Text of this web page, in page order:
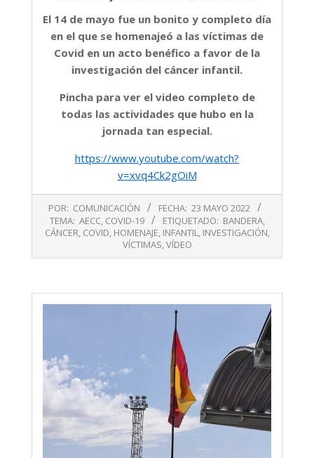
El 14 de mayo fue un bonito y completo día
en el que se homenajeó a las víctimas de
Covid en un acto benéfico a favor de la
investigación del cáncer infantil.
Pincha para ver el video completo de
todas las actividades que hubo en la
jornada tan especial.
https://www.youtube.com/watch?
v=xvq4Ck2gOiM
POR: COMUNICACIÓN FECHA: 23 MAYO 2022
TEMA: AECC, COVID-19 ETIQUETADO: BANDERA,
CÁNCER COVID HOMENAJE INFANTIL INVESTIGACIÓN
VÍCTIMAS VÍDEO